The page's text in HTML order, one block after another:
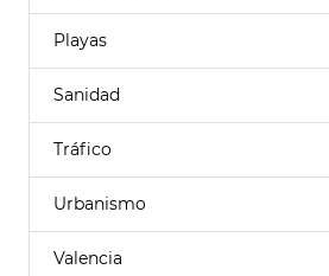
Playas
Sanidad
Tráfico
Urbanismo
Valencia